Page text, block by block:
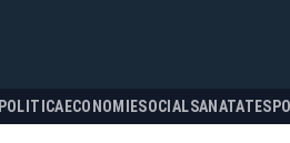
POLITICA ECONOMIESOCIALSANATATE